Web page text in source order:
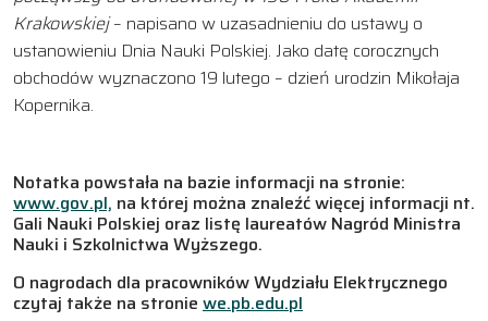
Krakowskiej– napisano w uzasadnieniu do ustawy o
ustanowieniu Dnia Nauki Polskiej. Jako datę corocznych
obchodów wyznaczono 19 lutego – dzień urodzin Mikołaja
Kopernika.
Notatka powstała na bazie informacji na stronie:
www.gov.pl, na której można znaleźć więcej informacji nt.
Gali Nauki Polskiej oraz listę laureatów Nagród Ministra
Nauki i Szkolnictwa Wyższego.
O nagrodach dla pracowników Wydziału Elektrycznego
czytaj także na stronie we.pb.edu.pl